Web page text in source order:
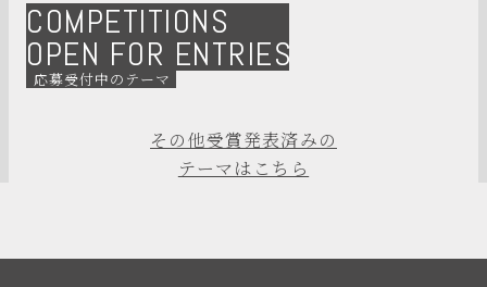
COMPETITIONS
OPEN FOR ENTRIES
応募受付中のテーマ
その他受賞発表済みの
テーマはこちら